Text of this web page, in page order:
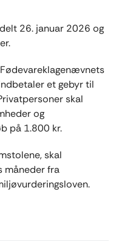
26. januar 2026 og
et gebyr til
skal
og
på 1.800 kr.
skal
måneder fra